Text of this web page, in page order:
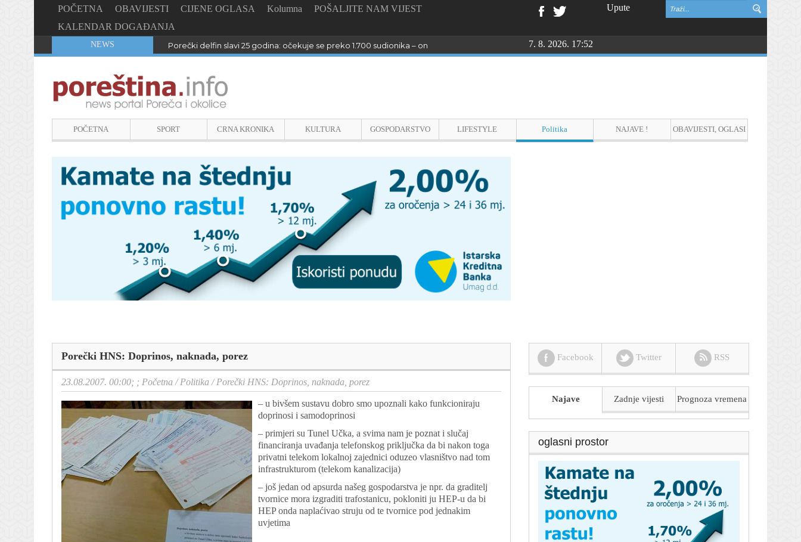
POČETNA OBAVIJESTI CIJENE OGLASA Kolumna
POŠALJITE NAM VIJEST
KALENDAR DOGAĐANJA
Upute
NEWS Porečki delfin slavi 25 godina: očekuje se preko 1.700 sudionika – online prijave do 26. kolovoza7. 8. 2026. 17:52
POČETNA SPORT CRNA KRONIKA KULTURA GOSPODARSTVO LIFESTYLE Politika NAJAVE ! OBAVIJESTI, OGLASI
Porečki HNS: Doprinos, naknada, porez
23.08.2007. 00:00; ; Početna /Politika /Porečki HNS: Doprinos, naknada, porez
– u bivšem sustavu dobro smo upoznali kako funkcioniraju
doprinosi i samodoprinosi
– primjeri su Tunel Učka, a svima nam je poznat i slučaj
financiranja uvađanja telefonskog priključka da bi nakon toga
privatni telekom lokalnoj zajednici oduzeo vlasništvo nad tom
infrastrukturom (telekom kanalizacija)
– još jedan od apsurda našeg gospodarstva je npr. da graditelj
tvornice mora izgraditi trafostanicu, pokloniti ju HEP-u da bi
HEP onda naplaćivao struju od te tvornice pod jednakim
uvjetima
Facebook Twitter RSS
Najave Zadnje vijesti Prognoza vremena
oglasni prostor